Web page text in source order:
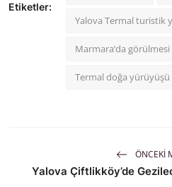
Etiketler:
Yalova Termal turistik
Marmara’da
Termal doğa yürüyüşü
ÖNCEKI
Yalova Çiftlikköy’de